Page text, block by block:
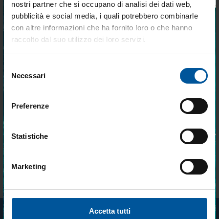
Tieniti aggiornato sulle
migliori occasioni per la tua
barca
vantaggiose e selezionate per chi vive la
nostri partner che si occupano di analisi dei dati web,
pubblicità e social media, i quali potrebbero combinarle
con altre informazioni che ha fornito loro o che hanno
raccolto dal suo utilizzo dei loro servizi.
delNecessari
Preferenze
Statistiche
Marketing
Accetta tutti
€ 272,49 € 464,63
SPEDIZIONE GRATUITA PER
ASSISTENZA CLIENTI TRAMITE
ACQUISTI RAPIDI SENZA
REGISTRAZIONE